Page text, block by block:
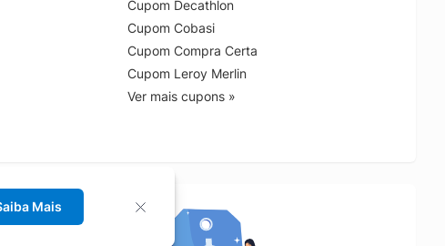
Cupom Decathlon
Cupom Cobasi
Cupom Compra Certa
Cupom Leroy Merlin
Ver mais cupons »
Mais